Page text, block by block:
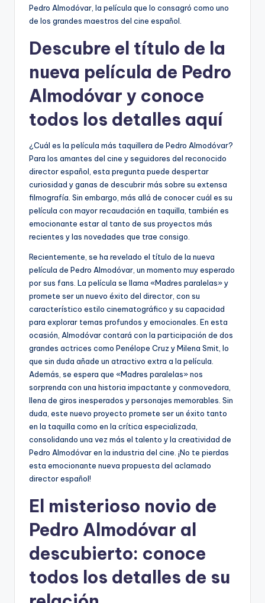
Pedro Almodóvar, la película que lo consagró como uno
de los grandes maestros del cine español.
Descubre el título de la
nueva película de Pedro
Almodóvar y conoce
todos los detalles aquí
¿Cuál es la película más taquillera de Pedro Almodóvar?
Para los amantes del cine y seguidores del reconocido
director español, esta pregunta puede despertar
curiosidad y ganas de descubrir más sobre su extensa
filmografía. Sin embargo, más allá de conocer cuál es su
película con mayor recaudación en taquilla, también es
emocionante estar al tanto de sus proyectos más
recientes y las novedades que trae consigo.
Recientemente, se ha revelado el título de la nueva
película de Pedro Almodóvar, un momento muy esperado
por sus fans. La película se llama «Madres paralelas» y
promete ser un nuevo éxito del director, con su
característico estilo cinematográfico y su capacidad
para explorar temas profundos y emocionales. En esta
ocasión, Almodóvar contará con la participación de dos
grandes actrices como Penélope Cruz y Milena Smit, lo
que sin duda añade un atractivo extra a la película.
Además, se espera que «Madres paralelas» nos
sorprenda con una historia impactante y conmovedora,
llena de giros inesperados y personajes memorables. Sin
duda, este nuevo proyecto promete ser un éxito tanto
en la taquilla como en la crítica especializada,
consolidando una vez más el talento y la creatividad de
Pedro Almodóvar en la industria del cine. ¡No te pierdas
esta emocionante nueva propuesta del aclamado
director español!
El misterioso novio de
Pedro Almodóvar al
descubierto: conoce
todos los detalles de su